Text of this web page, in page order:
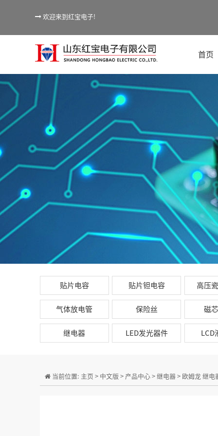
欢迎来到红宝电子!
首页
贴片电容 贴片钽电容 高压
气体放电管 保险丝 磁
继电器 LED发光器件 LCD
当前位置: 主页 > 中文版 > 产品中心 > 继电器 > 欧姆龙 继电